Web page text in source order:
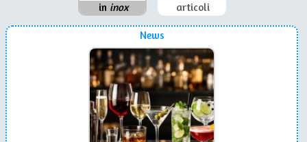
in inox articoli
News